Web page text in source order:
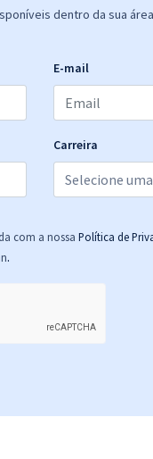
dentro da sua
E-mail
Carreira
com a nossa Política de
.